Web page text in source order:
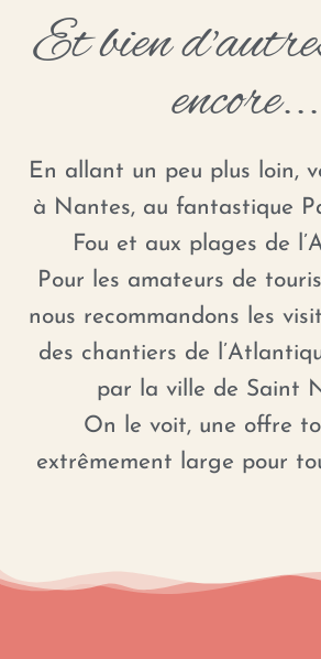
Et bien
encore...
En allant un peu plus loin,
à Nantes, au fantastique
Fou et aux plages de
Pour les amateurs de
nous recommandons les
des chantiers de
par la ville de Saint
On le voit, une offre
extrêmement large pour